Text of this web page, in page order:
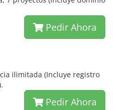
Pedir Ahora
ilimitada (Incluye registro
Pedir Ahora